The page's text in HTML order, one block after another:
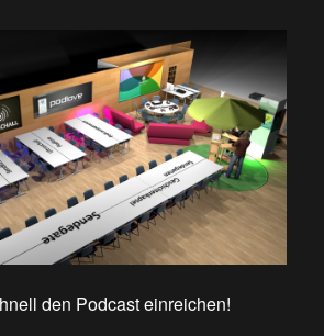
den Podcast einreichen!